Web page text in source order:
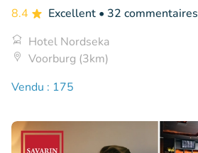
8.4
Excellent • 32 commentaires
Hotel Nordseka
Voorburg (3km)
Vendu : 175